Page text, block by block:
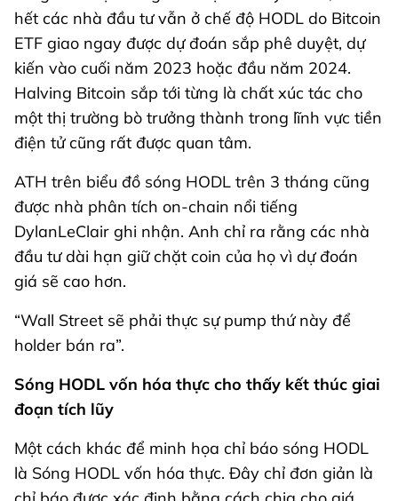
hết các nhà đầu tư vẫn ở chế độ HODL do Bitcoin
ETF giao ngay được dự đoán sắp phê duyệt, dự
kiến ​​vào cuối năm 2023 hoặc đầu năm 2024.
Halving Bitcoin sắp tới từng là chất xúc tác cho
một thị trường bò trưởng thành trong lĩnh vực tiền
điện tử cũng rất được quan tâm.
ATH trên biểu đồ sóng HODL trên 3 tháng cũng
được nhà phân tích on-chain nổi tiếng
DylanLeClair ghi nhận. Anh chỉ ra rằng các nhà
đầu tư dài hạn giữ chặt coin của họ vì dự đoán
giá sẽ cao hơn.
“Wall Street sẽ phải thực sự pump thứ này để
holder bán ra”.
Sóng HODL vốn hóa thực cho thấy kết thúc giai
đoạn tích lũy
Một cách khác để minh họa chỉ báo sóng HODL
là Sóng HODL vốn hóa thực. Đây chỉ đơn giản là